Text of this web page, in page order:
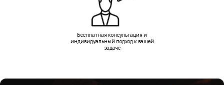
Бесплатная консультация и
индивидуальный подход к вашей
задаче